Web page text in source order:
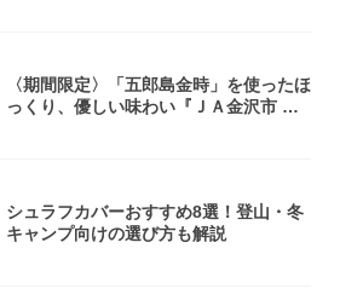
〈期間限定〉「五郎島金時」を使ったほ
っくり、優しい味わい『ＪＡ金沢市 焼
シュラフカバーおすすめ8選！登山・冬
キャンプ向けの選び方も解説